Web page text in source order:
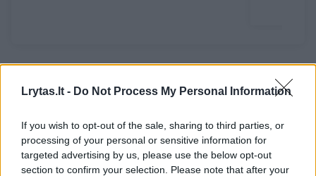
Lrytas.lt - Do Not Process My Personal Information
If you wish to opt-out of the sale, sharing to third parties, or
processing of your personal or sensitive information for
targeted advertising by us, please use the below opt-out
section to confirm your selection. Please note that after your
„Tai yra vieni sudėtingiausių išmontavimo
darbų ne tik technologiškai, bet ir radiacinės
saugos atžvilgiu, todėl IAE išmontavimo
darbai pereina į kitą lygį – tarptautiniai
partneriai taikys pažangias nuotolinio